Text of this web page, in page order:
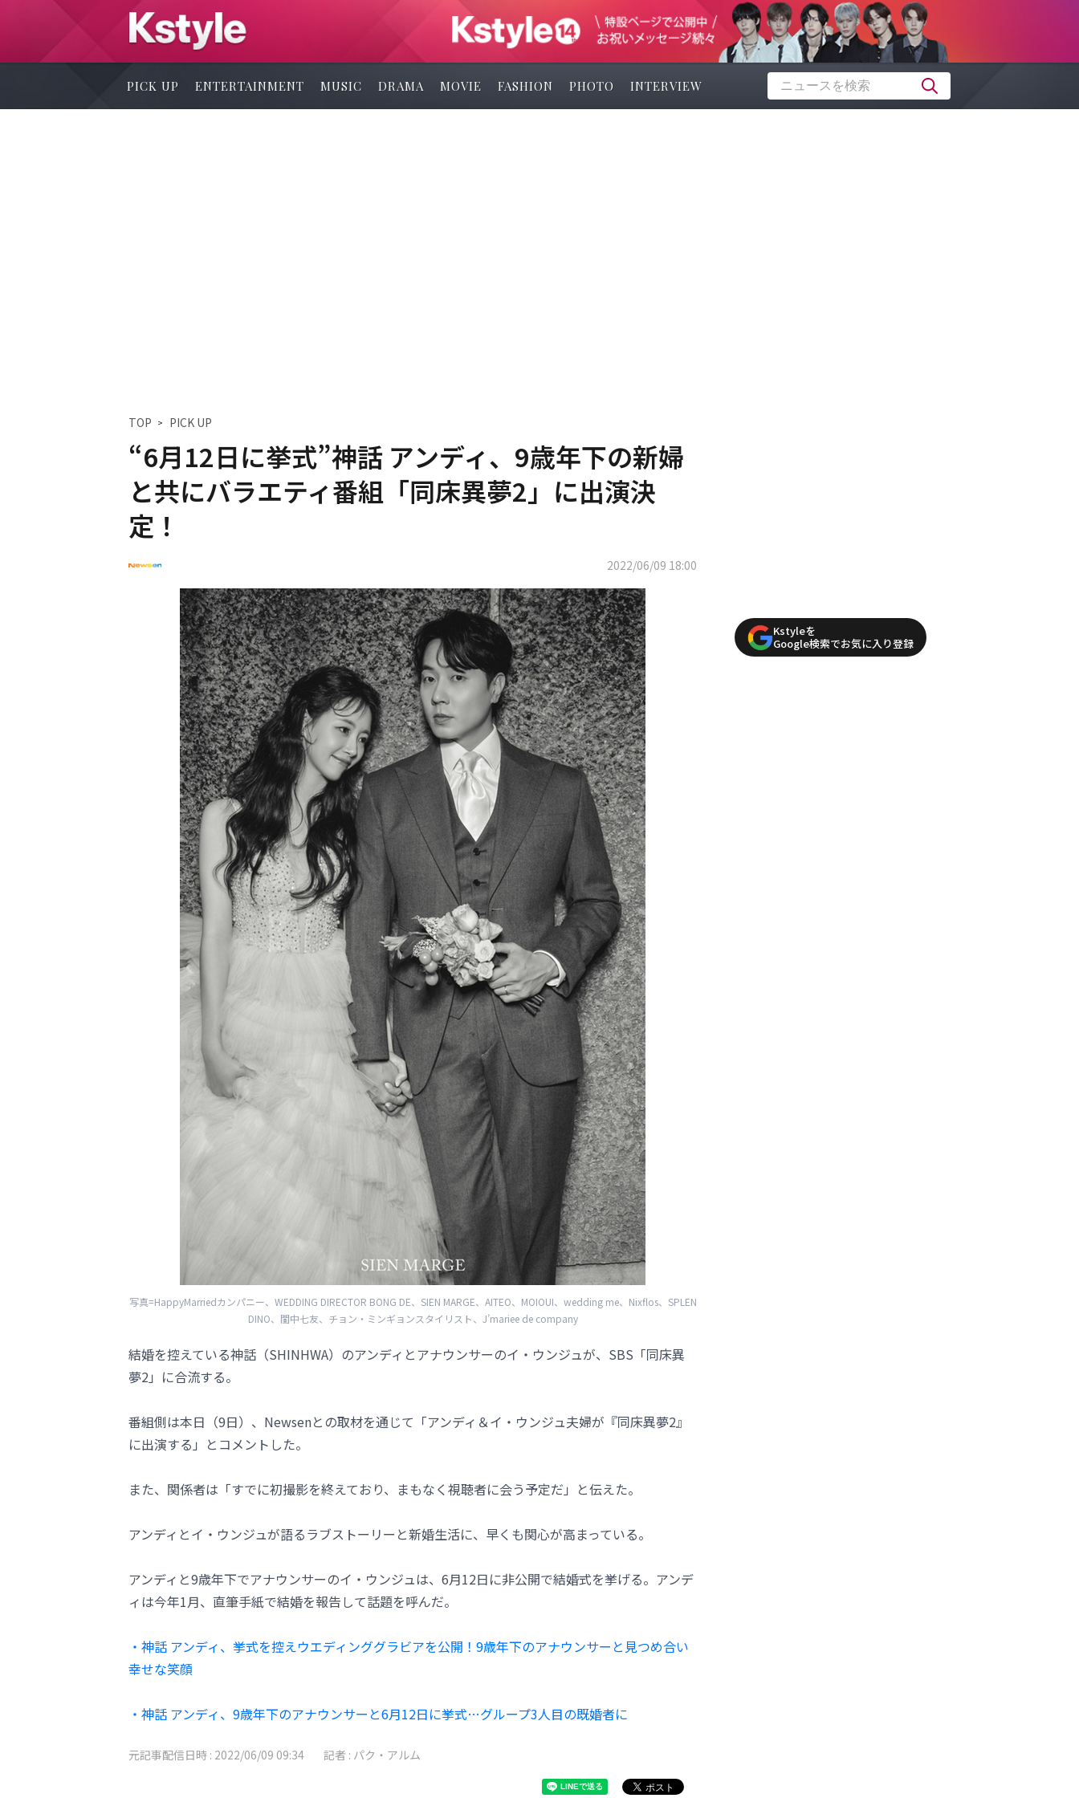
PICK UP ENTERTAINMENT MUSIC DRAMA MOVIE FASHION PHOTO INTERVIEW
TOP PICK UP
“6月12日に挙式”神話 アンディ、9歳年下の新婦
と共にバラエティ番組「同床異夢2」に出演決
定！
2022/06/09 18:00
写真=HappyMarriedカンパニー、WEDDING DIRECTOR BONG DE、SIEN MARGE、AITEO、MOIOUI、wedding me、Nixflos、SPLEN
DINO、閨中七友、チョン・ミンギョンスタイリスト、J’mariee de company
結婚を控えている神話（SHINHWA）のアンディとアナウンサーのイ・ウンジュが、SBS「同床異
夢2」に合流する。
番組側は本日（9日）、Newsenとの取材を通じて「アンディ＆イ・ウンジュ夫婦が『同床異夢2』
に出演する」とコメントした。
また、関係者は「すでに初撮影を終えており、まもなく視聴者に会う予定だ」と伝えた。
アンディとイ・ウンジュが語るラブストーリーと新婚生活に、早くも関心が高まっている。
アンディと9歳年下でアナウンサーのイ・ウンジュは、6月12日に非公開で結婚式を挙げる。アンデ
ィは今年1月、直筆手紙で結婚を報告して話題を呼んだ。
・神話 アンディ、挙式を控えウエディンググラビアを公開！9歳年下のアナウンサーと見つめ合い
幸せな笑顔
・神話 アンディ、9歳年下のアナウンサーと6月12日に挙式…グループ3人目の既婚者に
元記事配信日時 : 2022/06/09 09:34 記者 : パク・アルム
Kstyleを
Google検索でお気に入り登録